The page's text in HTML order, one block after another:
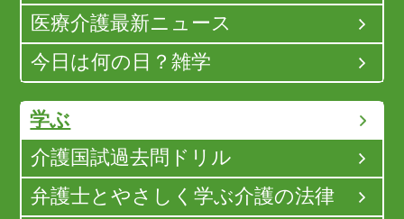
医療介護最新ニュース
今日は何の日？雑学
学ぶ
介護国試過去問ドリル
弁護士とやさしく学ぶ介護の法律